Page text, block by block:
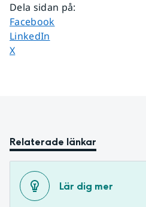
Dela sidan på:
Dela sidan på
Facebook
Dela sidan på
LinkedIn
Dela sidan på
X
Relaterade länkar
Lär dig mer